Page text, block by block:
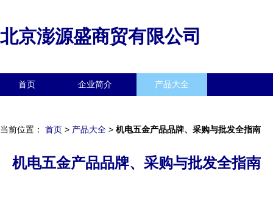
北京澎源盛商贸有限公司
首页 企业简介 产品大全
当前位置： 首页 > 产品大全 > 机电五金产品品牌、采购与批发全指南
机电五金产品品牌、采购与批发全指南